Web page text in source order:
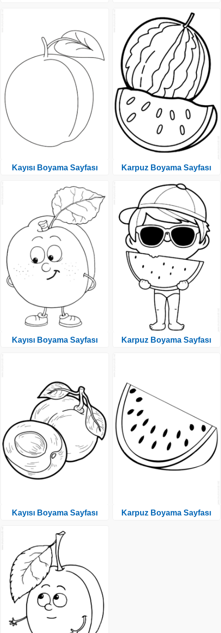
Kayısı Boyama Sayfası
Kayısı Boyama Sayfası
Kayısı Boyama Sayfası
Karpuz Boyama Sayfası
Karpuz Boyama Sayfası
Karpuz Boyama Sayfası